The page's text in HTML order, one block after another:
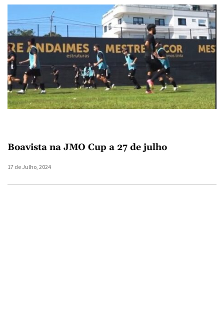
Boavista na JMO Cup a 27 de julho
17 de Julho, 2024